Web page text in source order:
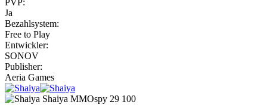
Ja
Bezahlsystem:
Free to Play
Entwickler:
SONOV
Publisher:
Aeria Games
Shaiya MMOspy 29 100